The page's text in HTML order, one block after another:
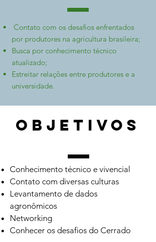
Contato com os desafios enfrentados
por produtores na agricultura brasileira;
Busca por conhecimento técnico
atualizado;
Estreitar relações entre produtores e a
universidade.
objetivos
Conhecimento técnico e vivencial
Contato com diversas culturas
Levantamento de dados
agronômicos
Networking
Conhecer os desafios do Cerrado